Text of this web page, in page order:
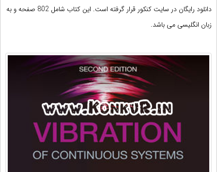
دانلود رایگان در سایت کنکور
قرار گرفته است. این کتاب شامل 802 صفحه و به
زبان انگلیسی می باشد.